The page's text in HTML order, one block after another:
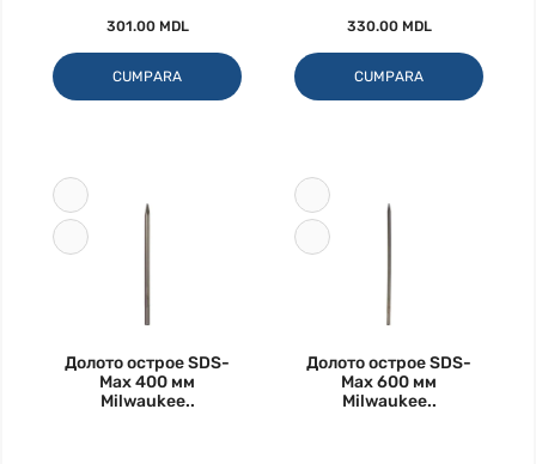
301.00 MDL
CUMPARA
330.00 MDL
CUMPARA
Долото острое SDS-
Max 400 мм
Milwaukee..
Долото острое SDS-
Max 600 мм
Milwaukee..